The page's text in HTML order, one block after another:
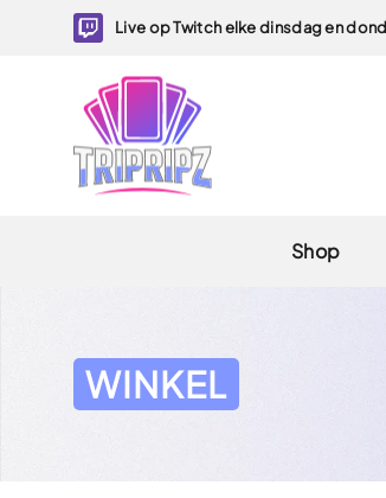
Live op Twitch elke dinsdag en
Shop
WINKEL